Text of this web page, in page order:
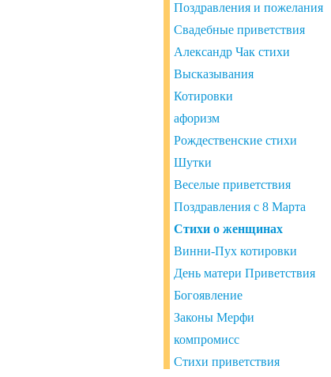
Поздравления и пожелания
Свадебные приветствия
Александр Чак стихи
Высказывания
Котировки
афоризм
Рождественские стихи
Шутки
Веселые приветствия
Поздравления с 8 Марта
Стихи о женщинах
Винни-Пух котировки
День матери Приветствия
Богоявление
Законы Мерфи
компромисс
Стихи приветствия